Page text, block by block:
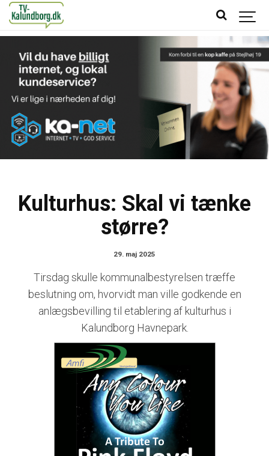
Kulturhus: Skal vi tænke
større?
29. maj 2025
Tirsdag skulle kommunalbestyrelsen træffe
beslutning om, hvorvidt man ville godkende en
anlægsbevilling til etablering af kulturhus i
Kalundborg Havnepark.